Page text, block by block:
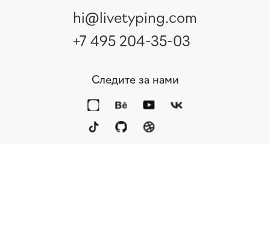
hi@livetyping.com
+7 495 204-35-03
Следите за нами